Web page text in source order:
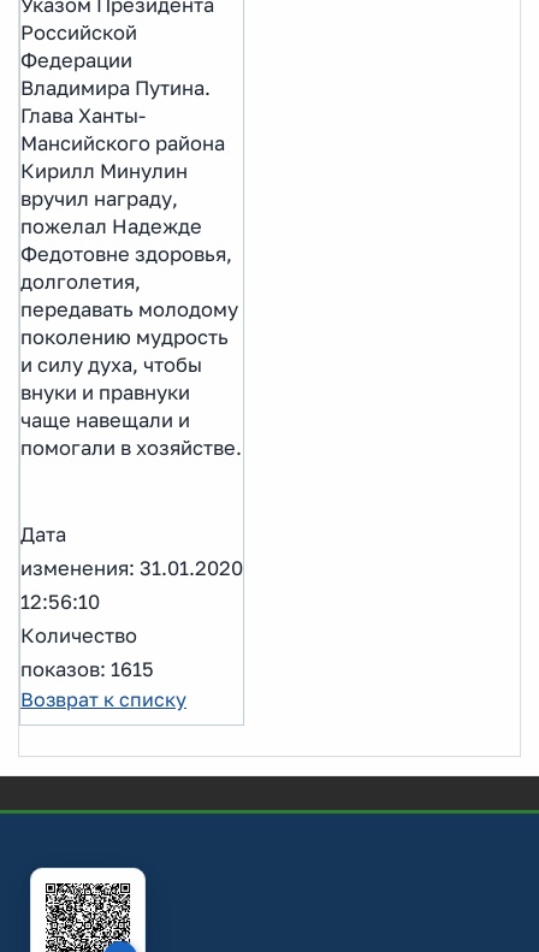
Указом Президента
Российской
Федерации
Владимира Путина.
Глава Ханты-
Мансийского района
Кирилл Минулин
вручил награду,
пожелал Надежде
Федотовне здоровья,
долголетия,
передавать молодому
поколению мудрость
и силу духа, чтобы
внуки и правнуки
чаще навещали и
помогали в хозяйстве.
Дата
изменения: 31.01.2020
12:56:10
Количество
показов: 1615
Возврат к списку